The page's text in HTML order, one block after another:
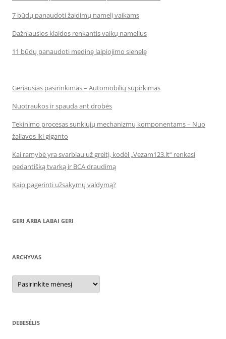
7 būdų panaudoti žaidimų namelį vaikams
Dažniausios klaidos renkantis vaikų namelius
11 būdų panaudoti medinę laipiojimo sienelę
Geriausias pasirinkimas – Automobilių supirkimas
Nuotraukos ir spauda ant drobės
Tekinimo procesas sunkiųjų mechanizmų komponentams – Nuo
žaliavos iki giganto
Kai ramybė yra svarbiau už greitį, kodėl „Vezam123.lt“ renkasi
pedantišką tvarką ir BCA draudimą
Kaip pagerinti užsakymų valdymą?
GERI ARBA LABAI GERI
ARCHYVAS
Archyvas
DEBESĖLIS